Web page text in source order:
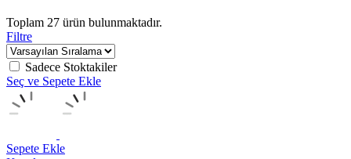
Toplam 27 ürün bulunmaktadır.
Filtre
Sadece Stoktakiler
Seç ve Sepete Ekle
Sepete Ekle